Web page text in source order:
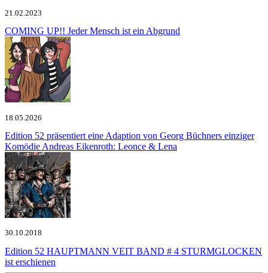
21.02.2023
COMING UP!! Jeder Mensch ist ein Abgrund
18.05.2026
Edition 52 präsentiert eine Adaption von Georg Büchners einziger
Komödie Andreas Eikenroth: Leonce & Lena
30.10.2018
Edition 52 HAUPTMANN VEIT BAND # 4 STURMGLOCKEN
ist erschienen